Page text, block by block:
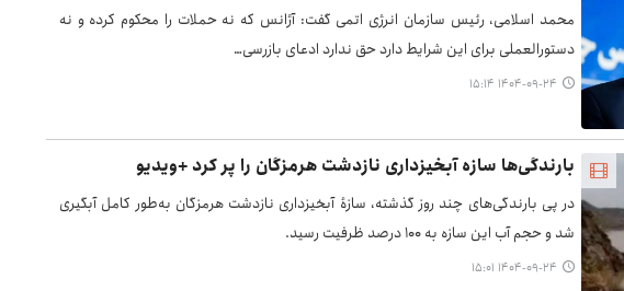
محمد اسلامی، رئیس سازمان انرژی اتمی گفت: آژانس که نه حملات را محکوم کرده و نه
دستورالعملی برای این شرایط دارد حق ندارد ادعای بازرسی…
۱۴۰۴-۰۹-۲۴ ۱۵:۱۴
بارندگی‌ها سازه آبخیزداری نازدشت هرمزگان را پر کرد +ویدیو
در پی بارندگی‌های چند روز گذشته، سازهٔ آبخیزداری نازدشت هرمزگان به‌طور کامل آبگیری
شد و حجم آب این سازه به ۱۰۰ درصد ظرفیت رسید.
۱۴۰۴-۰۹-۲۴ ۱۵:۰۱